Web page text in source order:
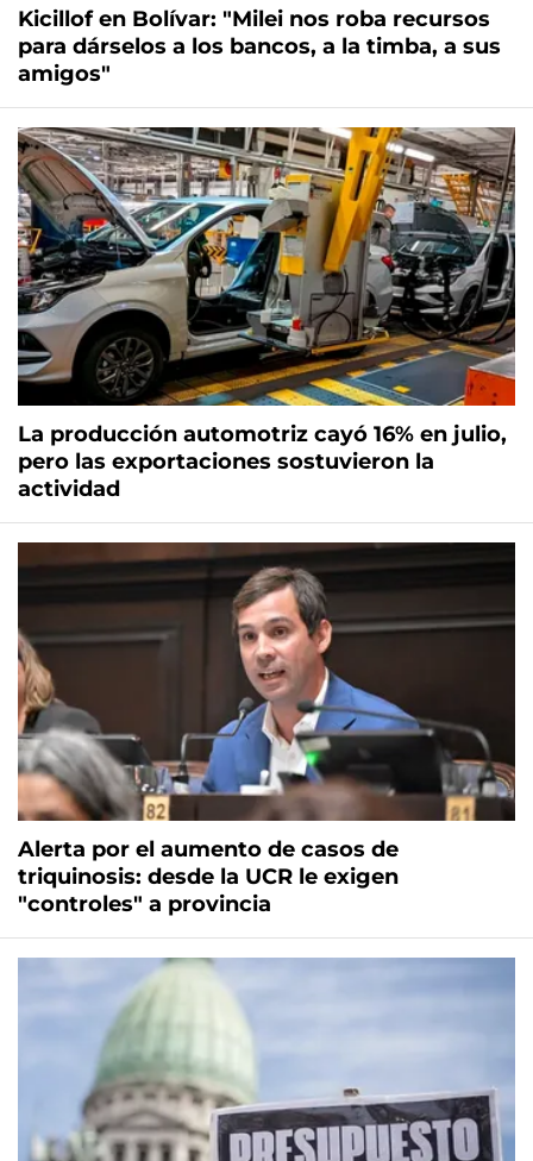
Kicillof en Bolívar: "Milei nos roba recursos
para dárselos a los bancos, a la timba, a sus
amigos"
La producción automotriz cayó 16% en julio,
pero las exportaciones sostuvieron la
actividad
Alerta por el aumento de casos de
triquinosis: desde la UCR le exigen
"controles" a provincia